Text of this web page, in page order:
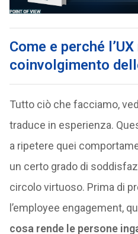
Come e perché
coinvolgimento
Tutto ciò che facciamo,
traduce in esperienza.
a ripetere quei
un certo grado di
circolo virtuoso. Prima di
l’employee engagement,
cosa rende le persone